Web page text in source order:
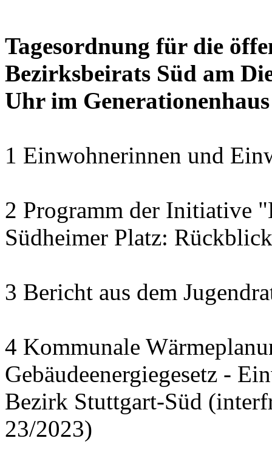
Tagesordnung für die
Bezirksbeirats Süd am
Uhr im
1 Einwohnerinnen und
2 Programm der Initiative
Südheimer Platz:
3 Bericht aus dem
4 Kommunale
Gebäudeenergiegesetz -
Bezirk Stuttgart-Süd
23/2023)